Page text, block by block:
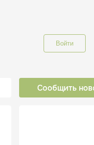
Войти
Сообщить